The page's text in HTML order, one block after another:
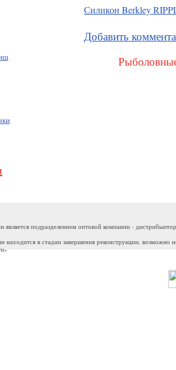
Силикон Berkley
Добавить
является подразделением оптовой компании -
находится в стадии завершения реконструкции, возможно